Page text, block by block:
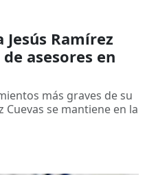
Ramírez
asesores en
más graves de su
Cuevas se mantiene en la